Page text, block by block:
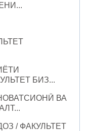
БИЗ...
ВА
/ ФАКУЛЬТЕТ